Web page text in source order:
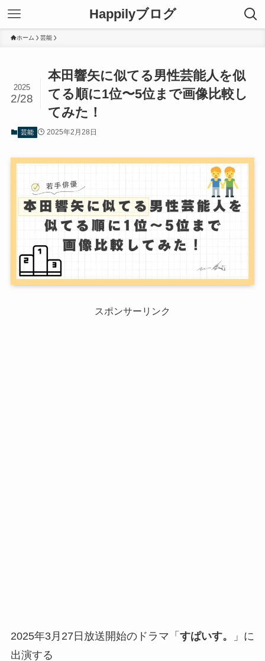
Happilyブログ
ホーム 芸能
本田響矢に似てる男性芸能人を似
てる順に1位〜5位まで画像比較し
てみた！
2025
2/28
芸能 2025年2月28日
スポンサーリンク
2025年3月27日放送開始のドラマ「 すぱいす。
」に
出演する